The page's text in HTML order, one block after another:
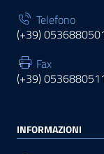
Telefono
(+39)
Fax
(+39)
INFORMAZIONI